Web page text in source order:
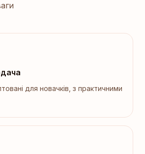
для новачків, з практичними